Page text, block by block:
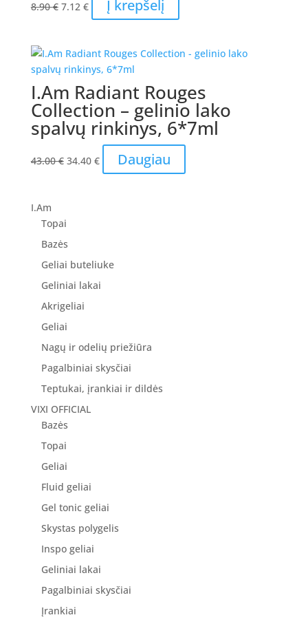
8.90€
8.90 €.
7.12 €
price
7.12 €.
Į krepšelį
I.Am Radiant Rouges
Collection – gelinio lako
spalvų rinkinys, 6*7ml
43.00€ Original
34.40 €Current
price
Daugiau
I.Am
Topai
Bazės
Geliai buteliuke
Geliniai lakai
Akrigeliai
Geliai
Nagų ir odelių priežiūra
Pagalbiniai skysčiai
Teptukai, įrankiai ir dildės
VIXI OFFICIAL
Bazės
Topai
Geliai
Fluid geliai
Gel tonic geliai
Skystas polygelis
Inspo geliai
Geliniai lakai
Pagalbiniai skysčiai
Įrankiai